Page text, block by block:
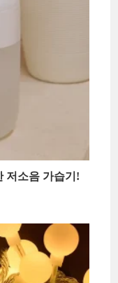
저소음 가습기!